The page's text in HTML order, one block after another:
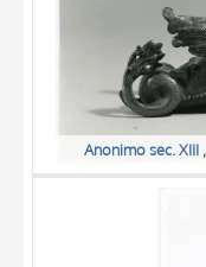
Anonimo sec.